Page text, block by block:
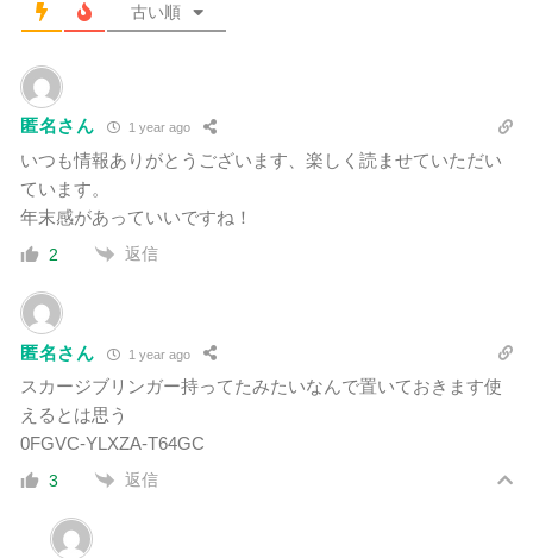
古い順
匿名さん 1 year ago
いつも情報ありがとうございます、楽しく読ませていただい
ています。
年末感があっていいですね！
2 返信
匿名さん 1 year ago
スカージブリンガー持ってたみたいなんで置いておきます使
えるとは思う
0FGVC-YLXZA-T64GC
3 返信